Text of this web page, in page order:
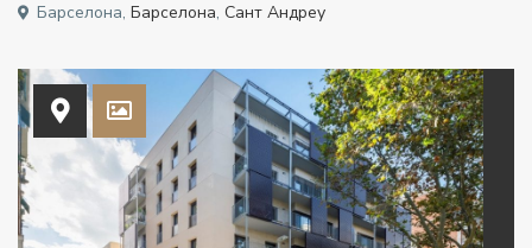
Барселона,Барселона, Сант Андреу